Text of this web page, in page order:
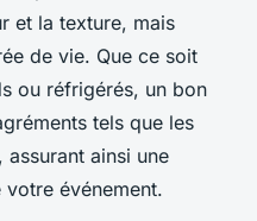
et la texture, mais
de vie. Que ce soit
ou réfrigérés, un bon
tels que les
ainsi une
événement.